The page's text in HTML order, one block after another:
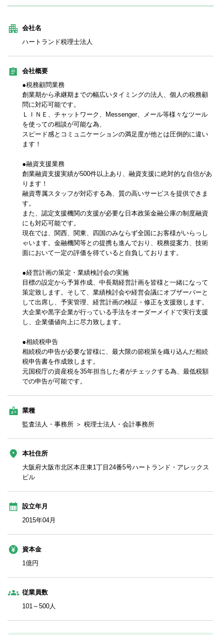
会社名
ハートランド税理士法人
会社概要
●税務顧問業務
創業期から承継期までの幅広いタイミングの法人、個人の税務顧
問に対応可能です。
ＬＩＮＥ、チャットワーク、Messenger、メール等様々なツール
を使っての相談が可能な為、
スピード感とコミュニケーションの満足度が他とは圧倒的に違い
ます！
●融資支援業務
創業融資支援実績が500件以上あり、融資支援に絶対的な自信があ
ります！
融資専属スタッフが対応する為、質の高いサービスを提供できま
す。
また、認定支援機関の支援が必要な日本政策金融公庫の制度融資
にも対応可能です。
現在では、関西、関東、四国のみならず全国にお客様がいらっし
ゃいます。金融機関等との提携も進んでおり、税務提案力、技術
面において一定の評価を得ていると自負しております。
●経営計画の策定・業績検討会の実施
目標の設定から予算作成、中長期経営計画を皆様と一緒になって
策定致します。そして、業績検討会や経営会議にオブザーバーと
して出席し、予実管理、経営計画の検証・修正を支援致します。
大企業や黒字企業が行っている手法をオーダーメイドで実行支援
し、企業価値向上に尽力致します。
●相続税申告
相続税の申告が必要な皆様に、最大限の節税策を織り込んだ相続
税申告書を作成致します。
元国税庁の資産税を35年担当した者がチェックする為、最低税額
での申告が可能です。
業種
監査法人・事務所 ＞ 税理士法人・会計事務所
本社住所
大阪府大阪市北区本庄東1丁目24番5号ハートランド・アレックス
ビル
設立年月
2015年04月
資本金
1億円
従業員数
101～500人